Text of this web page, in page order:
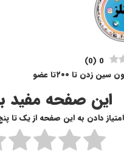
0
(
0
)
زدن تا ۲۰۰تا عضو
این صفحه مفید
دادن به این صفحه از یک تا